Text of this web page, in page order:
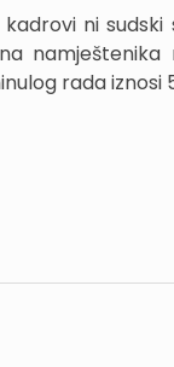
ni
rada iznosi